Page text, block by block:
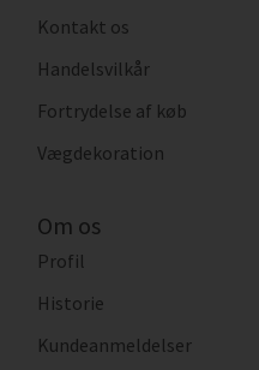
Kontakt os
Handelsvilkår
Fortrydelse af køb
Vægdekoration
Om os
Profil
Historie
Kundeanmeldelser